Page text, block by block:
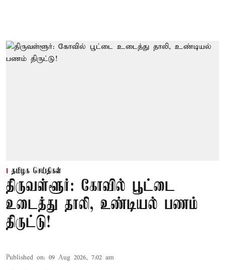
தமிழக செய்திகள்
திருவள்ளூர்: கோவில் பூட்டை
உடைத்து தாலி, உண்டியல் பணம்
திருட்டு!
Published on: 09 Aug 2026, 7:02 am